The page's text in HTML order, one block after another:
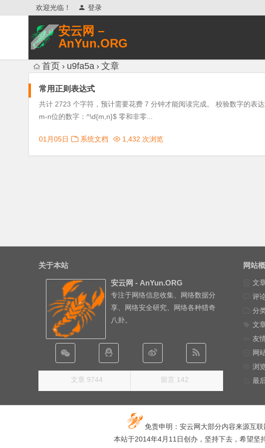
欢迎光临！ 登录
安云网 –
AnYun.ORG
网络安全研究、网络各种猎奇八卦。
首页 u9fa5a 文章
常用正则表达式
共计 2723 个字符，预计需要花费 7 分钟才能阅读完成。 校验数字的表
m-n位的数字：^\d{m,n}$ 零和非零...
01月05日 系统文档 1,432 次浏览
关于本站
安云网 - AnYun.ORG
专注于网络信息收集、网络数据分
享、网络安全研究、网络各种猎奇
八卦。
文章 9744 留言 142
网站
文
评
分
文
友
网
浏
最
免责申明：安云网大部分内容来源互
本站于2014年4月11日创办，坚持下去，希望